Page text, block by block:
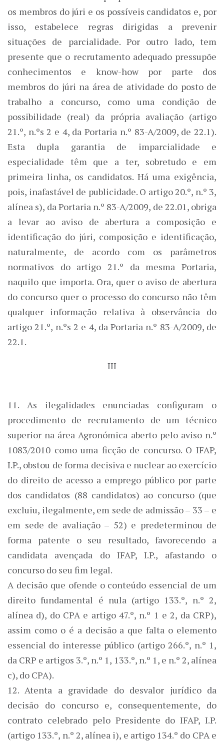
os membros do júri e os possíveis candidatos e, por
isso, estabelece regras dirigidas a prevenir
situações de parcialidade. Por outro lado, tem
presente que o recrutamento adequado pressupõe
conhecimentos e know-how por parte dos
membros do júri na área de atividade do posto de
trabalho a concurso, como uma condição de
possibilidade (real) da própria avaliação (artigo
21.º, n.ºs 2 e 4, da Portaria n.º 83-A/2009, de 22.1).
Esta dupla garantia de imparcialidade e
especialidade têm que a ter, sobretudo e em
primeira linha, os candidatos. Há uma exigência,
pois, inafastável de publicidade. O artigo 20.º, n.º 3,
alínea s), da Portaria n.º 83-A/2009, de 22.01, obriga
a levar ao aviso de abertura a composição e
identificação do júri, composição e identificação,
naturalmente, de acordo com os parâmetros
normativos do artigo 21.º da mesma Portaria,
naquilo que importa. Ora, quer o aviso de abertura
do concurso quer o processo do concurso não têm
qualquer informação relativa à observância do
artigo 21.º, n.ºs 2 e 4, da Portaria n.º 83-A/2009, de
22.1.
III
11. As ilegalidades enunciadas configuram o
procedimento de recrutamento de um técnico
superior na área Agronómica aberto pelo aviso n.º
1083/2010 como uma ficção de concurso. O IFAP,
I.P., obstou de forma decisiva e nuclear ao exercício
do direito de acesso a emprego público por parte
dos candidatos (88 candidatos) ao concurso (que
excluiu, ilegalmente, em sede de admissão – 33 – e
em sede de avaliação – 52) e predeterminou de
forma patente o seu resultado, favorecendo a
candidata avençada do IFAP, I.P., afastando o
concurso do seu fim legal.
A decisão que ofende o conteúdo essencial de um
direito fundamental é nula (artigo 133.º, n.º 2,
alínea d), do CPA e artigo 47.º, n.º 1 e 2, da CRP),
assim como o é a decisão a que falta o elemento
essencial do interesse público (artigo 266.º, n.º 1,
da CRP e artigos 3.º, n.º 1, 133.º, n.º 1, e n.º 2, alínea
c), do CPA).
12. Atenta a gravidade do desvalor jurídico da
decisão do concurso e, consequentemente, do
contrato celebrado pelo Presidente do IFAP, I.P.
(artigo 133.º, n.º 2, alínea i), e artigo 134.º do CPA e